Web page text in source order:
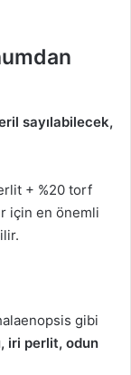
sayılabilecek,
+ %20 torf
için en önemli
gibi
iri perlit, odun